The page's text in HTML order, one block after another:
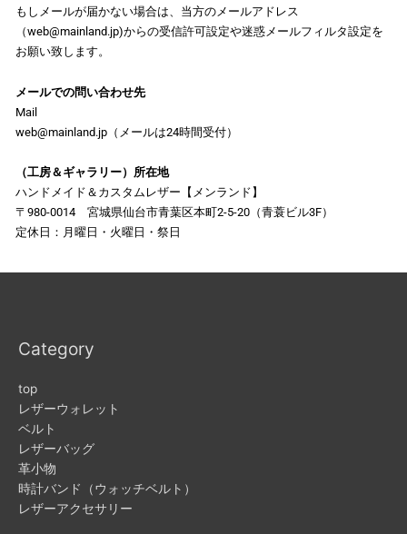
もしメールが届かない場合は、当方のメールアドレス
（web@mainland.jp)からの受信許可設定や迷惑メールフィルタ設定を
お願い致します。
メールでの問い合わせ先
Mail
web@mainland.jp（メールは24時間受付）
（工房＆ギャラリー）所在地
ハンドメイド＆カスタムレザー【メンランド】
〒980-0014 宮城県仙台市青葉区本町2-5-20（青蓑ビル3F）
定休日：月曜日・火曜日・祭日
Category
top
レザーウォレット
ベルト
レザーバッグ
革小物
時計バンド（ウォッチベルト）
レザーアクセサリー